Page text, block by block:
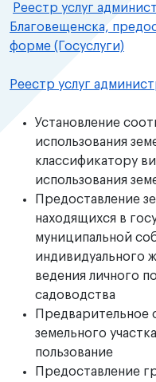
Реестр услуг
Благовещенска,
форме (Госуслуги)
Реестр услуг
Установление
использования
классификатору
использования
Предоставление
находящихся в
муниципальной
индивидуального
ведения личного
садоводства
Предварительное
земельного
пользование
Предоставление